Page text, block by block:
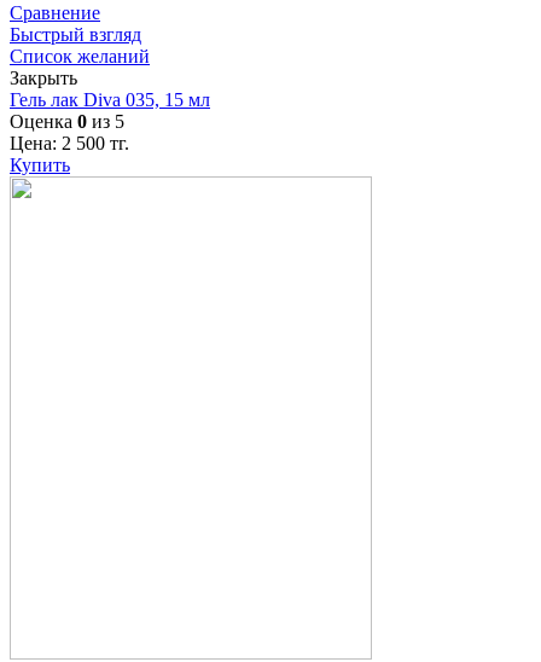
Сравнение
Быстрый взгляд
Список желаний
Закрыть
Гель лак Diva 035, 15 мл
Оценка 0 из 5
Цена: 2 500 тг.
Купить